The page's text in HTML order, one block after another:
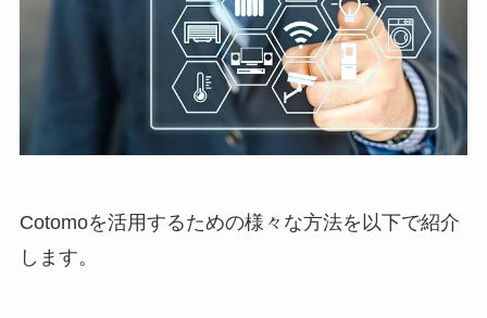
Cotomoを活用するための様々な方法を以下で紹介
します。